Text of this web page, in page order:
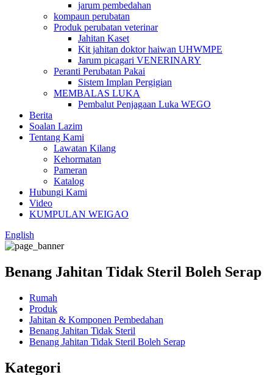
jarum pembedahan
kompaun perubatan
Produk perubatan veterinar
Jahitan Kaset
Kit jahitan doktor haiwan UHWMPE
Jarum picagari VENERINARY
Peranti Perubatan Pakai
Sistem Implan Pergigian
MEMBALAS LUKA
Pembalut Penjagaan Luka WEGO
Berita
Soalan Lazim
Tentang Kami
Lawatan Kilang
Kehormatan
Pameran
Katalog
Hubungi Kami
Video
KUMPULAN WEIGAO
English
Benang Jahitan Tidak Steril Boleh Serap
Rumah
Produk
Jahitan & Komponen Pembedahan
Benang Jahitan Tidak Steril
Benang Jahitan Tidak Steril Boleh Serap
Kategori